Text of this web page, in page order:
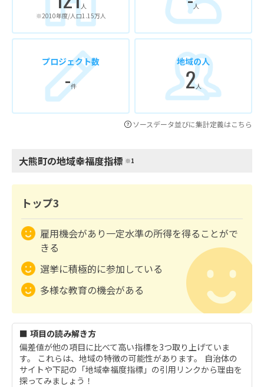
人
※2010年度/人口1.15万人
人
プロジェクト数
-件
地域の人
2人
ソースデータ並びに集計定義はこちら
大熊町の地域幸福度指標 ※1
トップ3
雇用機会があり一定水準の所得を得ることがで
きる
選挙に積極的に参加している
多様な教育の機会がある
■ 項目の読み解き方
偏差値が他の項目に比べて高い指標を3つ取り上げていま
す。 これらは、地域の特徴の可能性があります。 自治体の
サイトや下記の「地域幸福度指標」の引用リンクから理由を
探ってみましょう！